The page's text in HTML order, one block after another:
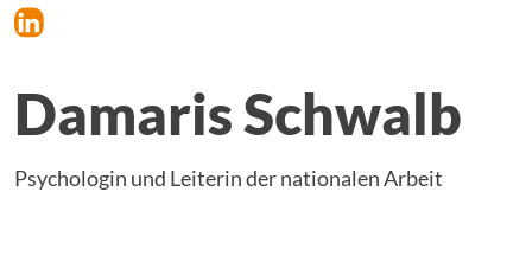
Damaris Schwalb
Psychologin und Leiterin der nationalen Arbeit